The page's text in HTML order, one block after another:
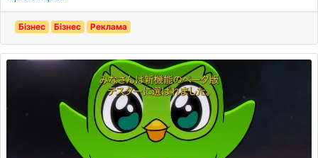
Бізнес Бізнес Реклама